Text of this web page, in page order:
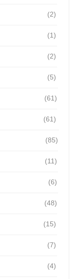
(2)
(1)
(2)
(5)
(61)
(61)
(85)
(11)
(6)
(48)
(15)
(7)
(4)